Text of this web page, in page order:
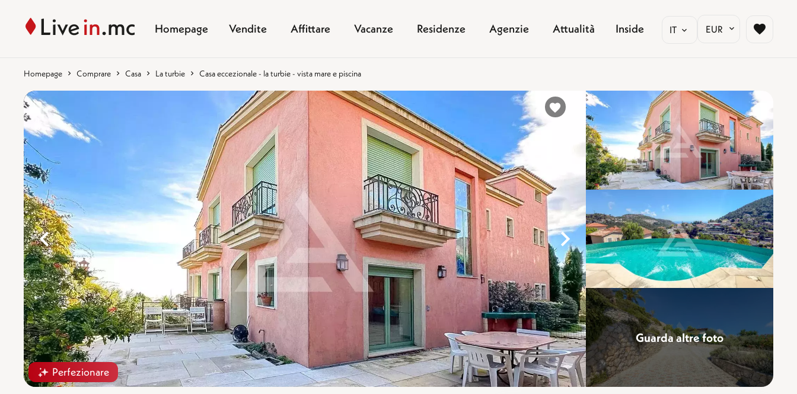
Homepage Vendite Affittare Vacanze Residenze Agenzie Attualità Inside IT EUR
Homepage Comprare Casa La turbie Casa eccezionale - la turbie - vista mare e piscina
Perfezionare
%}
Perfezionare
%}
Guarda altre foto